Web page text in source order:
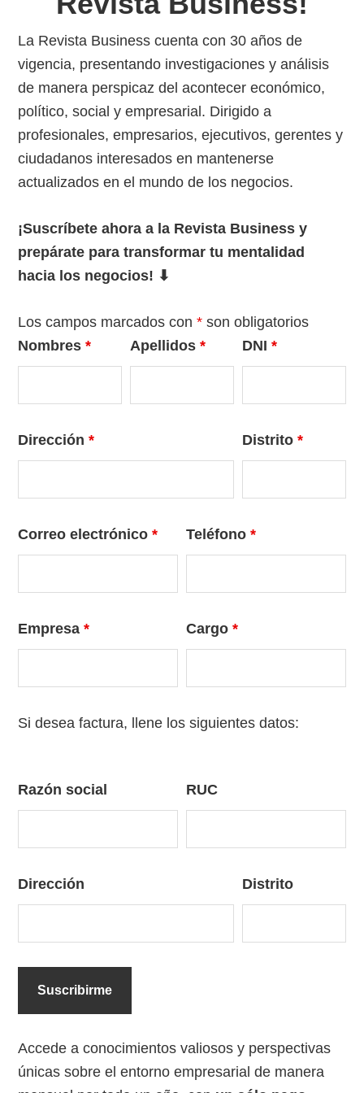
La Revista Business cuenta con 30 años de
vigencia, presentando investigaciones y análisis
de manera perspicaz del acontecer económico,
político, social y empresarial. Dirigido a
profesionales, empresarios, ejecutivos, gerentes y
ciudadanos interesados en mantenerse
actualizados en el mundo de los negocios.
¡Suscríbete ahora a la Revista Business y
prepárate para transformar tu mentalidad
hacia los negocios! ⬇
Los campos marcados con* son obligatorios
Nombres* Apellidos* DNI*
Dirección* Distrito*
Correo electrónico* Teléfono*
Empresa* Cargo*
Si desea factura, llene los siguientes datos:
Razón social RUC
Dirección Distrito
Accede a conocimientos valiosos y perspectivas
únicas sobre el entorno empresarial de manera